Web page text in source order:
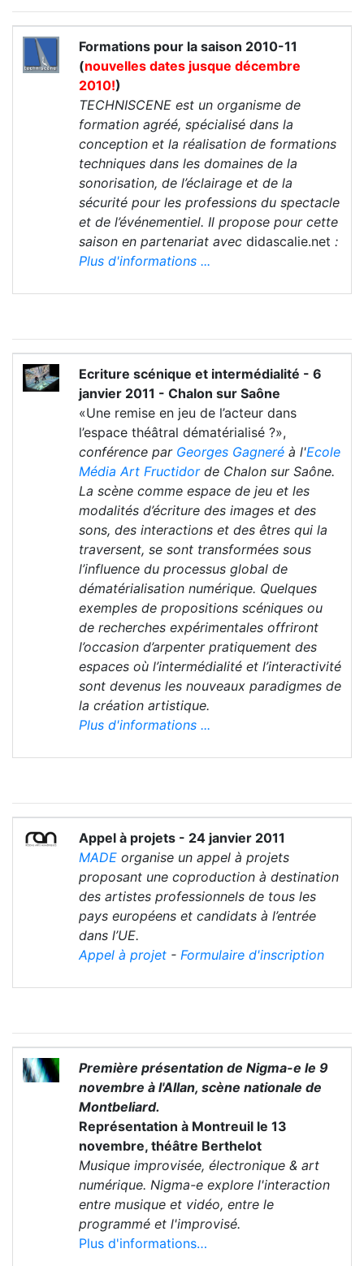
Formations pour la saison 2010-11
(nouvelles dates jusque décembre
2010!)
TECHNISCENE est un organisme de
formation agréé, spécialisé dans la
conception et la réalisation de formations
techniques dans les domaines de la
sonorisation, de l’éclairage et de la
sécurité pour les professions du spectacle
et de l’événementiel. Il propose pour cette
saison en partenariat avec didascalie.net :
Plus d'informations ...
Ecriture scénique et intermédialité - 6
janvier 2011 - Chalon sur Saône
«Une remise en jeu de l’acteur dans
l’espace théâtral dématérialisé ?»,
conférence par Georges Gagneré à l'Ecole
Média Art Fructidorde Chalon sur Saône.
La scène comme espace de jeu et les
modalités d’écriture des images et des
sons, des interactions et des êtres qui la
traversent, se sont transformées sous
l’influence du processus global de
dématérialisation numérique. Quelques
exemples de propositions scéniques ou
de recherches expérimentales offriront
l’occasion d’arpenter pratiquement des
espaces où l’intermédialité et l’interactivité
sont devenus les nouveaux paradigmes de
la création artistique.
Plus d'informations ...
Appel à projets - 24 janvier 2011
MADE organise un appel à projets
proposant une coproduction à destination
des artistes professionnels de tous les
pays européens et candidats à l’entrée
dans l’UE.
Appel à projet - Formulaire d'inscription
Première présentation de Nigma-e le 9
novembre à l'Allan, scène nationale de
Montbeliard.
Représentation à Montreuil le 13
novembre, théâtre Berthelot
Musique improvisée, électronique & art
numérique. Nigma-e explore l'interaction
entre musique et vidéo, entre le
programmé et l'improvisé.
Plus d'informations…